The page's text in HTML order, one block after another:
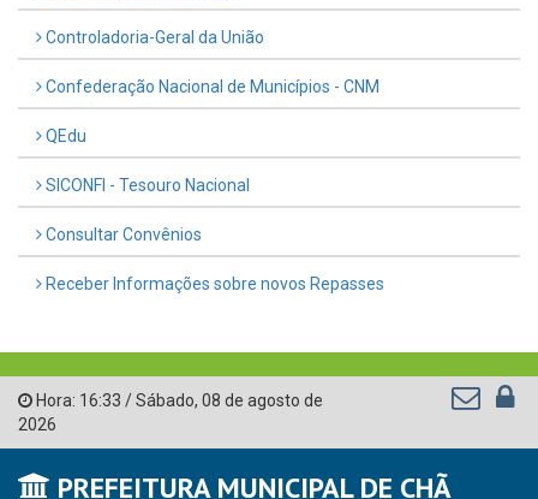
Controladoria-Geral da União
Confederação Nacional de Municípios - CNM
QEdu
SICONFI - Tesouro Nacional
Consultar Convênios
Receber Informações sobre novos Repasses
Hora: 16:33 /Sábado, 08 de agosto de
2026
PREFEITURA MUNICIPAL DE CHÃ